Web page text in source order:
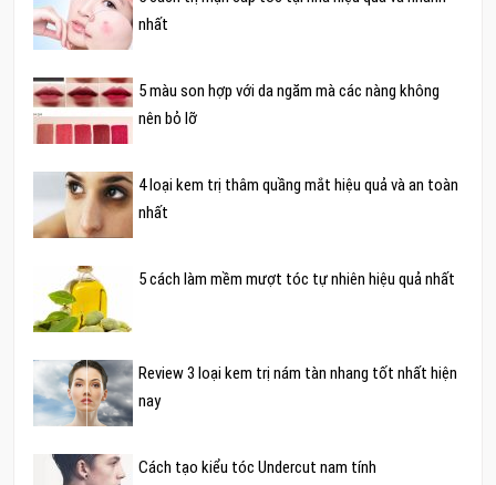
nhất
5 màu son hợp với da ngăm mà các nàng không
nên bỏ lỡ
4 loại kem trị thâm quầng mắt hiệu quả và an toàn
nhất
5 cách làm mềm mượt tóc tự nhiên hiệu quả nhất
Review 3 loại kem trị nám tàn nhang tốt nhất hiện
nay
Cách tạo kiểu tóc Undercut nam tính